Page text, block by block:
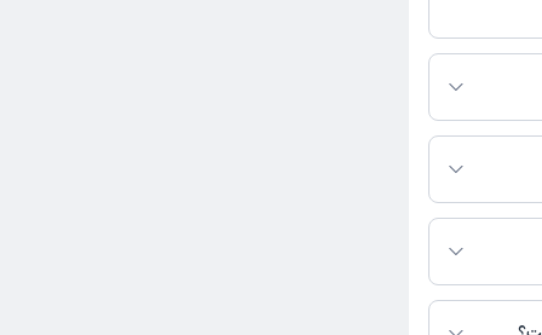
به روز
کودک